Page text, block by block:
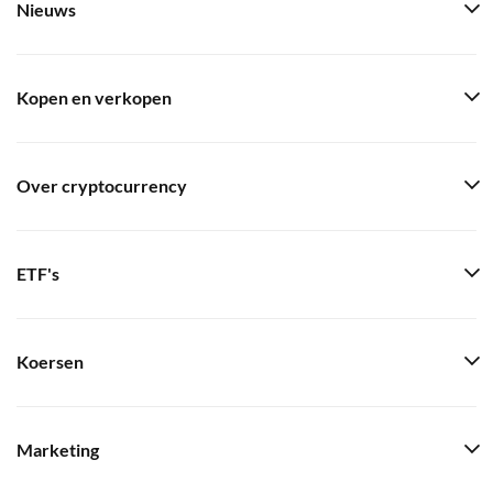
Nieuws
Kopen en verkopen
Over cryptocurrency
ETF's
Koersen
Marketing